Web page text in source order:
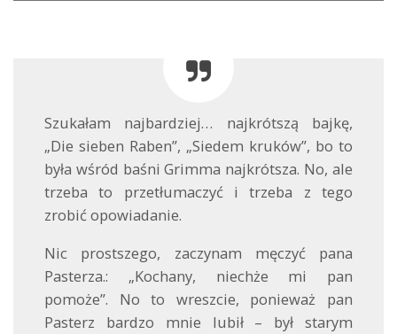
Szukałam najbardziej… najkrótszą bajkę,
„Die sieben Raben”, „Siedem kruków”, bo to
była wśród baśni Grimma najkrótsza. No, ale
trzeba to przetłumaczyć i trzeba z tego
zrobić opowiadanie.
Nic prostszego, zaczynam męczyć pana
Pasterza.: „Kochany, niechże mi pan
pomoże”. No to wreszcie, ponieważ pan
Pasterz bardzo mnie lubił – był starym